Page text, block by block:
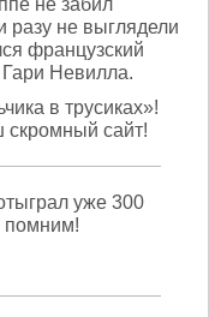
разу не выглядели
французский
Гари Невилла.
в трусиках»!
сайт!
уже 300
помним!